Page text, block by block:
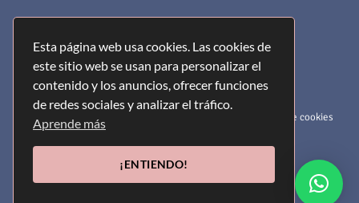
Esta página web usa cookies. Las cookies de
este sitio web se usan para personalizar el
contenido y los anuncios, ofrecer funciones
de redes sociales y analizar el tráfico.
Aprende más
¡ENTIENDO!
Aviso Legal Políticas de cookies